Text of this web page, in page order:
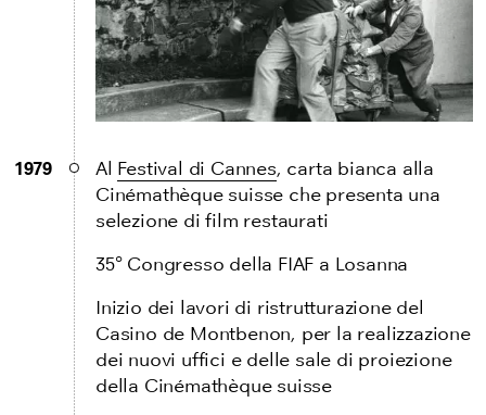
1979 Al Festival di Cannes, carta bianca alla
Cinémathèque suisse che presenta una
selezione di film restaurati
35° Congresso della FIAF a Losanna
Inizio dei lavori di ristrutturazione del
Casino de Montbenon, per la realizzazione
dei nuovi uffici e delle sale di proiezione
della Cinémathèque suisse